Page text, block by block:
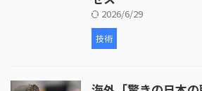
2026/6/29
技術